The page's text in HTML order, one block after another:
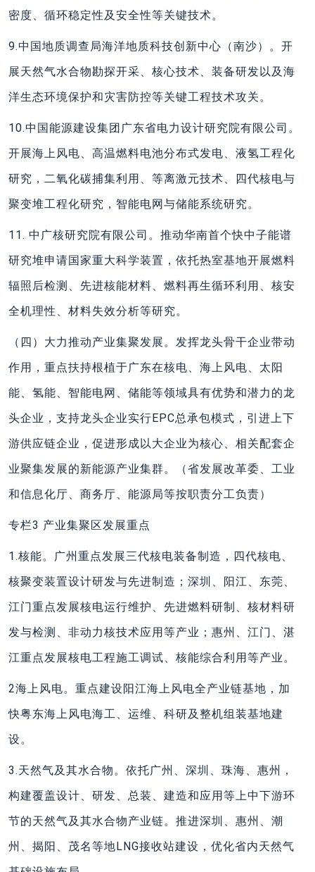
密度、循环稳定性及安全性等关键技术。
9.中国地质调查局海洋地质科技创新中心（南沙）。开
展天然气水合物勘探开采、核心技术、装备研发以及海
洋生态环境保护和灾害防控等关键工程技术攻关。
10.中国能源建设集团广东省电力设计研究院有限公司。
开展海上风电、高温燃料电池分布式发电、液氢工程化
研究，二氧化碳捕集利用、等离激元技术、四代核电与
聚变堆工程化研究，智能电网与储能系统研究。
11. 中广核研究院有限公司。推动华南首个快中子能谱
研究堆申请国家重大科学装置，依托热室基地开展燃料
辐照后检测、先进核能材料、燃料再生循环利用、核安
全机理性、材料失效分析等研究。
（四）大力推动产业集聚发展。发挥龙头骨干企业带动
作用，重点扶持根植于广东在核电、海上风电、太阳
能、氢能、智能电网、储能等领域具有优势和潜力的龙
头企业，支持龙头企业实行EPC总承包模式，引进上下
游供应链企业，促进形成以大企业为核心、相关配套企
业聚集发展的新能源产业集群。（省发展改革委、工业
和信息化厅、商务厅、能源局等按职责分工负责）
专栏3 产业集聚区发展重点
1.核能。广州重点发展三代核电装备制造，四代核电、
核聚变装置设计研发与先进制造；深圳、阳江、东莞、
江门重点发展核电运行维护、先进燃料研制、核材料研
发与检测、非动力核技术应用等产业；惠州、江门、湛
江重点发展核电工程施工调试、核能综合利用等产业。
2海上风电。重点建设阳江海上风电全产业链基地，加
快粤东海上风电海工、运维、科研及整机组装基地建
设。
3.天然气及其水合物。依托广州、深圳、珠海、惠州，
构建覆盖设计、研发、总装、建造和应用等上中下游环
节的天然气及其水合物产业链。推进深圳、惠州、潮
州、揭阳、茂名等地LNG接收站建设，优化省内天然气